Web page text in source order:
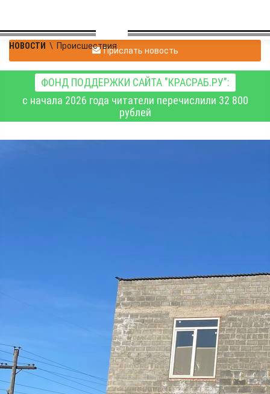
НОВОСТИ \ ПроисшествияПрислать новость
ФОНД ПОДДЕРЖКИ САЙТА "КРАСРАБ.РУ":
с начала 2026 года читатели перечислили 32 800
рублей